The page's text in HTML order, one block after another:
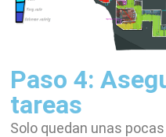
Paso 4:
tareas
Solo quedan unas